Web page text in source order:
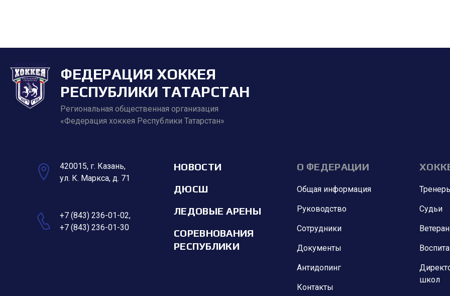
ФЕДЕРАЦИЯ ХОККЕЯ
РЕСПУБЛИКИ ТАТАРСТАН
Региональная общественная организация
«Федерация хоккея Республики Татарстан»
420015, г. Казань,
ул. К. Маркса, д. 71
+7 (843) 236-01-02,
+7 (843) 236-01-30
НОВОСТИ
ДЮСШ
ЛЕДОВЫЕ АРЕНЫ
СОРЕВНОВАНИЯ
РЕСПУБЛИКИ
О ФЕДЕРАЦИИ
Общая информация
Руководство
Сотрудники
Документы
Антидопинг
Контакты
Судьи
школ